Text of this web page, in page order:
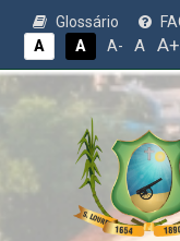
Glossário
A
A A- A A+